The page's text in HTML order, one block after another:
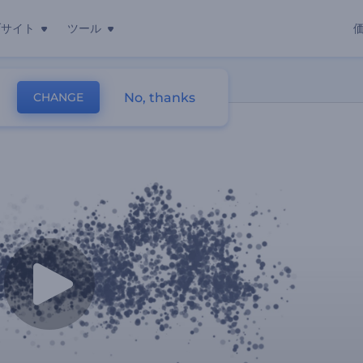
イト ツール
CHANGE No, thanks